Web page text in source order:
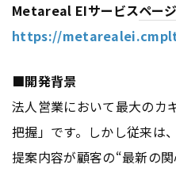
Metareal EIサービスページ
https://
■開発背景
法人営業において最大のカ
把握」です。しかし従来は
提案内容が顧客の“最新の